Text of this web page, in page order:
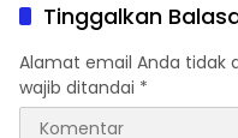
Tinggalkan
Alamat email Anda tidak
wajib ditandai *